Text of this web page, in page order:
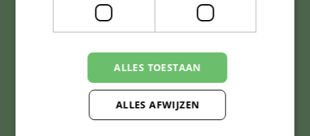
+31 (0)73 – 6132510
Volg Q op social
ALLES TOESTAAN
ALLES AFWIJZEN